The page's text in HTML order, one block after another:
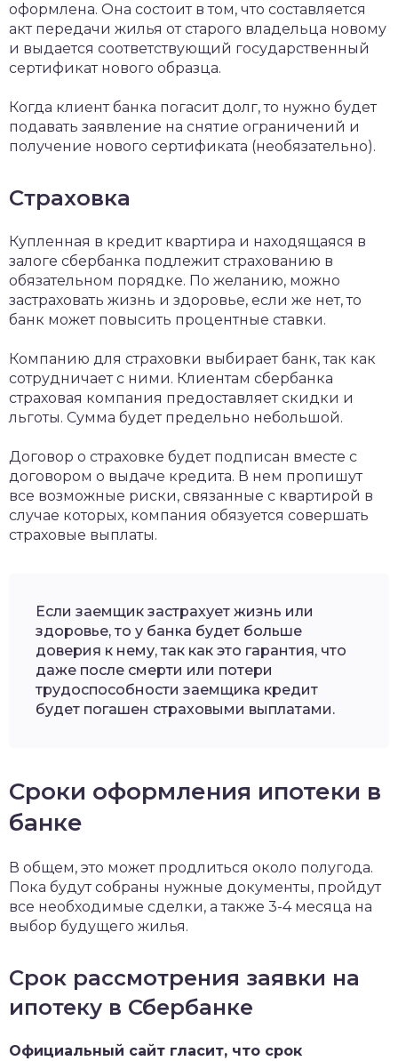
оформлена. Она состоит в том, что составляется
акт передачи жилья от старого владельца новому
и выдается соответствующий государственный
сертификат нового образца.
Когда клиент банка погасит долг, то нужно будет
подавать заявление на снятие ограничений и
получение нового сертификата (необязательно).
Страховка
Купленная в кредит квартира и находящаяся в
залоге сбербанка подлежит страхованию в
обязательном порядке. По желанию, можно
застраховать жизнь и здоровье, если же нет, то
банк может повысить процентные ставки.
Компанию для страховки выбирает банк, так как
сотрудничает с ними. Клиентам сбербанка
страховая компания предоставляет скидки и
льготы. Сумма будет предельно небольшой.
Договор о страховке будет подписан вместе с
договором о выдаче кредита. В нем пропишут
все возможные риски, связанные с квартирой в
случае которых, компания обязуется совершать
страховые выплаты.
Если заемщик застрахует жизнь или
здоровье, то у банка будет больше
доверия к нему, так как это гарантия, что
даже после смерти или потери
трудоспособности заемщика кредит
будет погашен страховыми выплатами.
Сроки оформления ипотеки в
банке
В общем, это может продлиться около полугода.
Пока будут собраны нужные документы, пройдут
все необходимые сделки, а также 3-4 месяца на
выбор будущего жилья.
Срок рассмотрения заявки на
ипотеку в Сбербанке
Официальный сайт гласит, что срок